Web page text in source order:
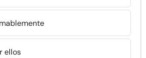
ellos